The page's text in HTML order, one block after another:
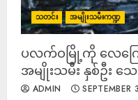
သတင်း အမျိုးသမီးကဏ္ဍ
ပလက်ဝမြို့ကို လေကြ
အမျိုးသမီး နှစ်ဦး သ
ADMIN SEPTEMBER